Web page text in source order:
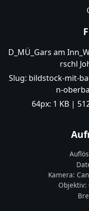
D_MÜ_Gars am
rschl
Slug: bildstock-mit-
n-
64px: 1 KB|
Kamera:
Objektiv: